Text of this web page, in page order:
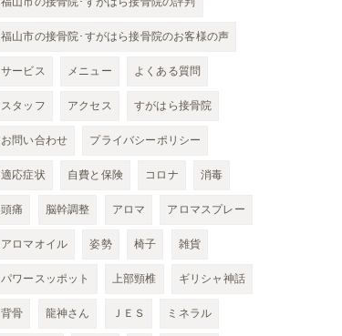
福山市の接骨院･すがはら接骨院のお客様の声
サービス
メニュー
よくある質問
スタッフ
アクセス
すがはら接骨院
お問い合わせ
プライバシーポリシー
適応症状
自費と保険 コロナ
消毒
頭痛
脳幹調整 アロマ
アロマスプレー
アロマオイル
姿勢 椅子
雑貨
パワースッポット
上部頸椎
ギリシャ神話
背骨
龍神さん ＪＥＳ
ミネラル